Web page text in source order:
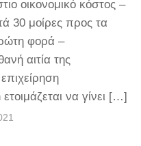
οικονομικό κόστος –
30 μοίρες προς τα
φορά –
αιτία της
να γίνει […]